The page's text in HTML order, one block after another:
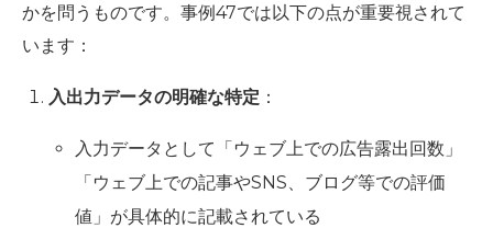
かを問うものです。事例47では以下の点が重要視されて
います：
入出力データの明確な特定 ：
入力データとして「ウェブ上での広告露出回数」
「ウェブ上での記事やSNS、ブログ等での評価
値」が具体的に記載されている